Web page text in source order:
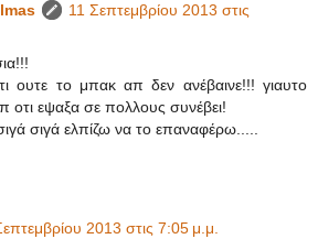
11 Σεπτεμβρίου 2013 στις
ουτε το μπακ απ δεν ανέβαινε!!! γιαυτο
οτι εψαξα σε πολλους συνέβει!
σιγά ελπίζω να το επαναφέρω.....
2013 στις 7:05 μ.μ.